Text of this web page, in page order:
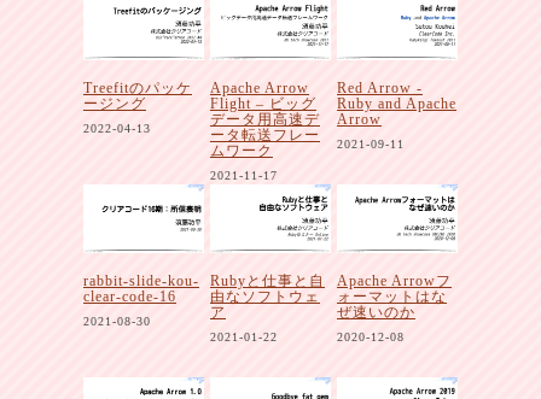
Treefitのパッケ
ージング
2022-04-13
Apache Arrow
Flight – ビッグ
データ用高速デ
ータ転送フレー
ムワーク
2021-11-17
Red Arrow -
Ruby and Apache
Arrow
2021-09-11
rabbit-slide-kou-
clear-code-16
2021-08-30
Rubyと仕事と自
由なソフトウェ
ア
2021-01-22
Apache Arrowフ
ォーマットはな
ぜ速いのか
2020-12-08